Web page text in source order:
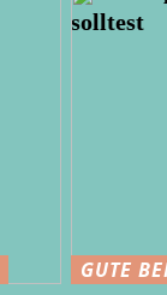
solltest
GUTE